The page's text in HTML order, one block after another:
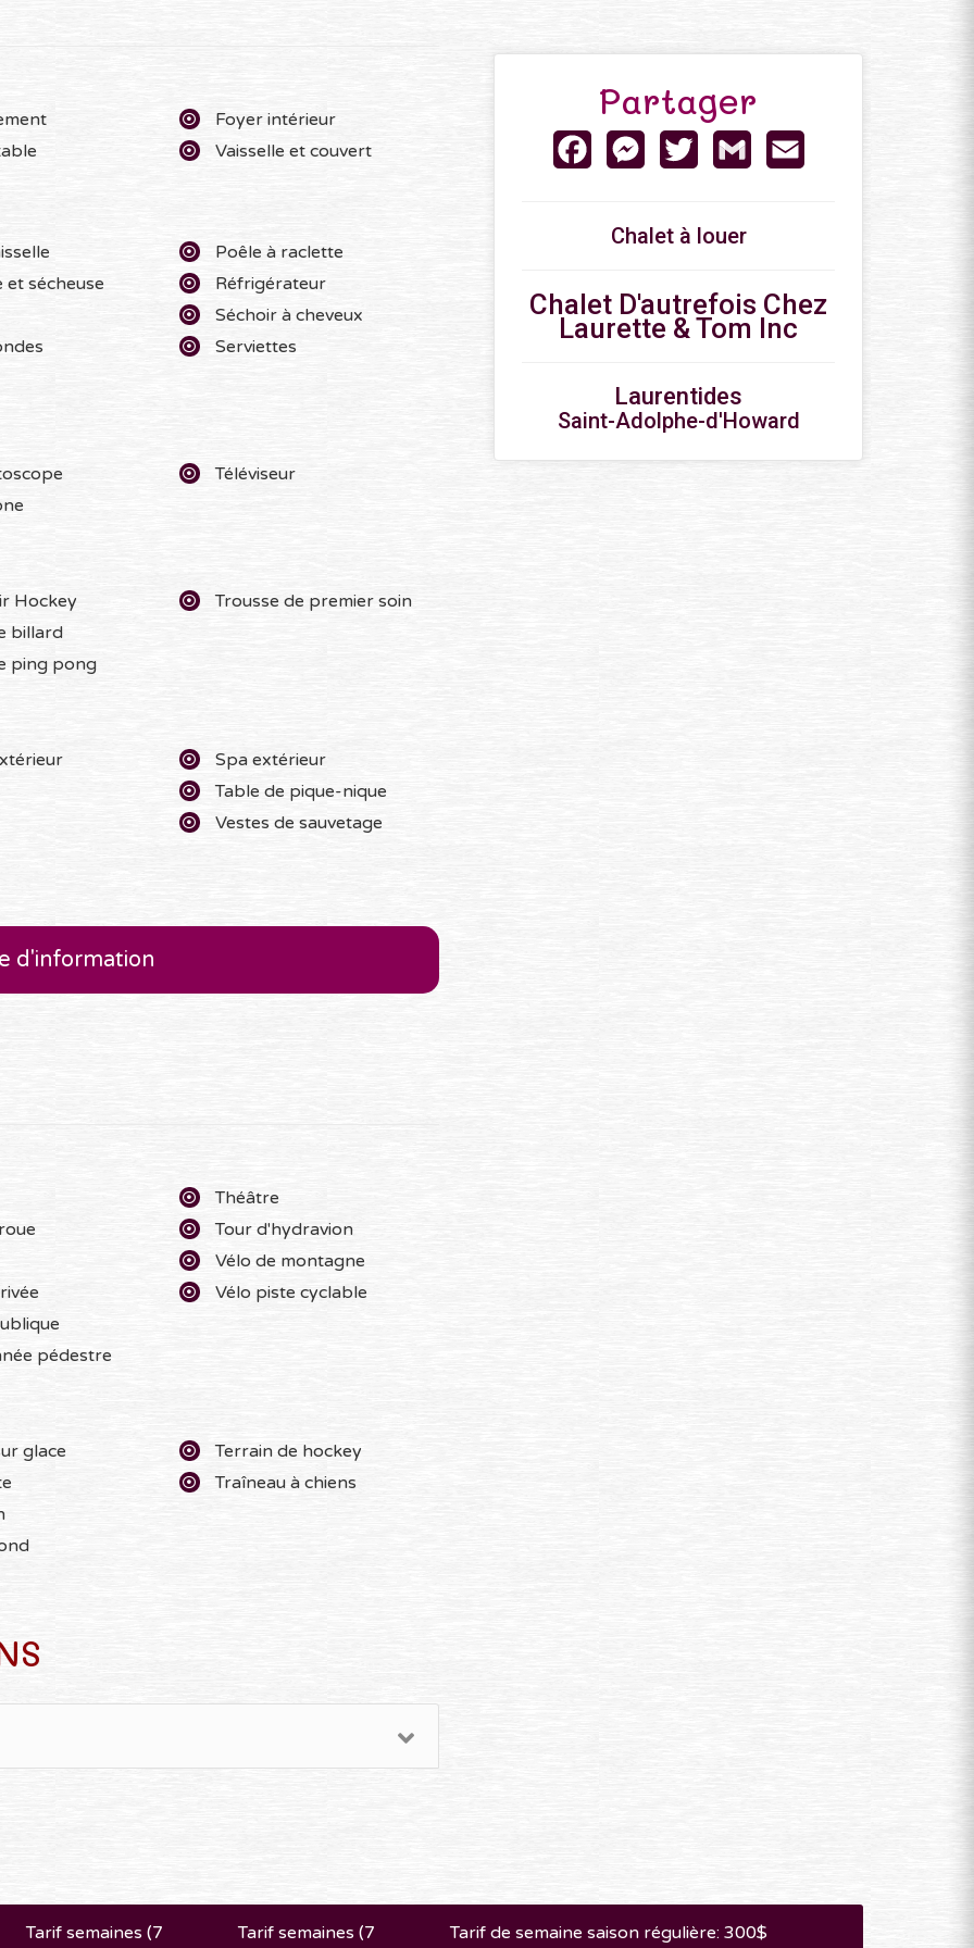
de ski du Sommet Morin-Heights
touristiques.*ski alpin & ski de fond, motoneige,
festivals.
Foyer intérieur
Vaisselle et couvert
et sécheuse
Poêle à raclette
Réfrigérateur
Séchoir à cheveux
Serviettes
Téléviseur
Hockey
billard
ping pong
Trousse de premier soin
Spa extérieur
Table de pique-nique
Vestes de sauvetage
d'information
pédestre
Théâtre
Tour d'hydravion
Vélo de montagne
Vélo piste cyclable
glace
Terrain de hockey
Traîneau à chiens
Partager
FacebookMessenger
TwitterGmail Email
Chalet à louer
Chalet D'autrefois Chez
Laurette & Tom Inc
Laurentides
Saint-Adolphe-d'Howard
Tarif semaines (7
Tarif semaines (7
Tarif de semaine saison régulière: 300$